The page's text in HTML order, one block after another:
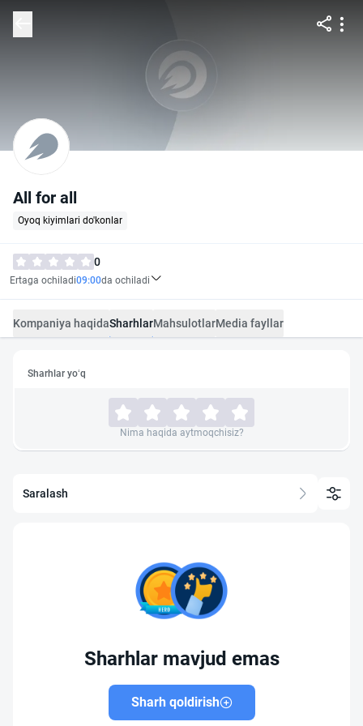
All for all
Oyoq kiyimlari do'konlar
0
Ertaga ochiladi09:00da ochiladi
Kompaniya haqidaSharhlarMahsulotlarMedia fayllar
Sharhlar yo‘q
Nima haqida aytmoqchisiz?
Saralash
Sharhlar mavjud emas
Sharh qoldirish